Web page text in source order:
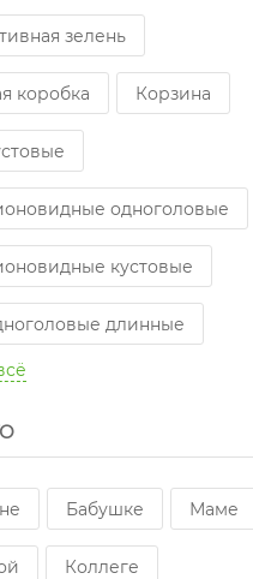
зелень
коробка Корзина
одноголовые
кустовые
длинные
Бабушке Маме
Коллеге